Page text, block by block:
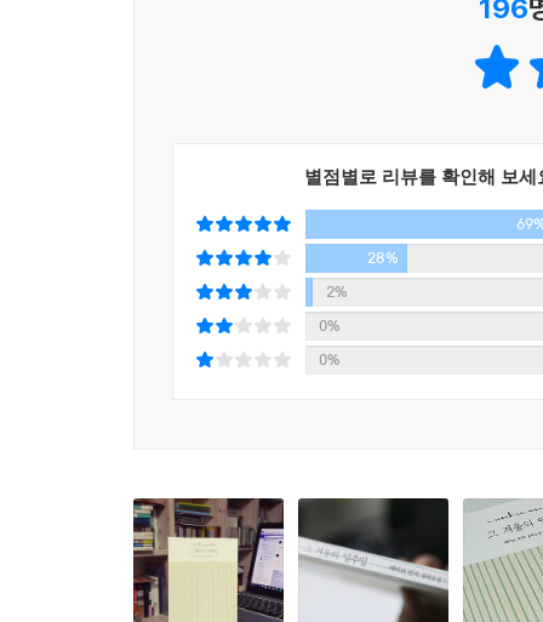
2012년 세계인의 축제 올림픽이 한창이던 그 여
매체들도 “아일랜드인들이 가장 사랑하는 작가의
“『그 겨울의 일주일』은 슬프거나 기쁘거나
고즈넉한 합창곡 같다. 삶을 격려하는, 삶을 위로
겨울의 일주일』은 옮긴이의 말처럼 메이브 빈치
하나의 집약체” 같은 작품이다. 빈치가 평생 품었
있다. 메이브 빈치의 이 유작은 “그 자체로 고국에
196
별점별로 리뷰를 확인해 보세
28%
2%
0%
0%